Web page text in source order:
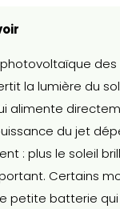
la lumière du
alimente
du jet
: plus le soleil
Certains
petite batterie